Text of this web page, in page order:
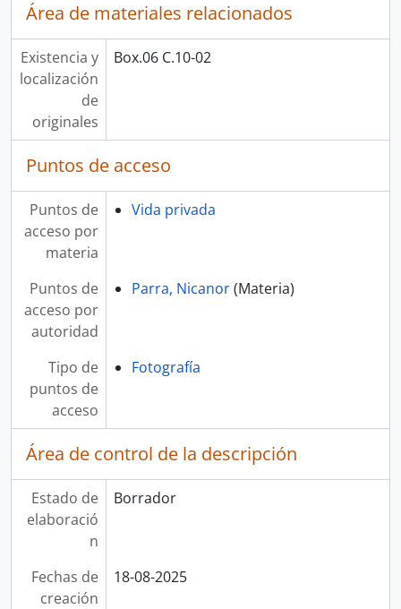
Área de materiales relacionados
Existencia y
localización
de
originales
Box.06 C.10-02
Puntos de acceso
Puntos de
acceso por
materia
Vida privada
Puntos de
acceso por
autoridad
Parra, Nicanor(Materia)
Tipo de
puntos de
acceso
Fotografía
Área de control de la descripción
Estado de
elaboració
n
Borrador
Fechas de
creación
18-08-2025